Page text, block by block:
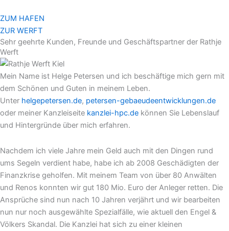
Inhalt
springen
ZUM HAFEN
ZUR WERFT
Sehr geehrte Kunden, Freunde und Geschäftspartner der Rathje
Werft
Mein Name ist Helge Petersen und ich beschäftige mich gern mit
dem Schönen und Guten in meinem Leben.
Unter helgepetersen.de, petersen-gebaeudeentwicklungen.de
oder meiner Kanzleiseite kanzlei-hpc.de können Sie Lebenslauf
und Hintergründe über mich erfahren.
Nachdem ich viele Jahre mein Geld auch mit den Dingen rund
ums Segeln verdient habe, habe ich ab 2008 Geschädigten der
Finanzkrise geholfen. Mit meinem Team von über 80 Anwälten
und Renos konnten wir gut 180 Mio. Euro der Anleger retten. Die
Ansprüche sind nun nach 10 Jahren verjährt und wir bearbeiten
nun nur noch ausgewählte Spezialfälle, wie aktuell den Engel &
Völkers Skandal. Die Kanzlei hat sich zu einer kleinen